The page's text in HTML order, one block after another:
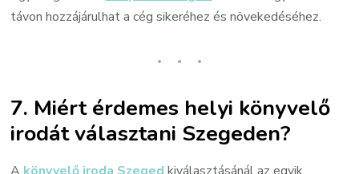
távon hozzájárulhat a cég sikeréhez és növekedéséhez.
7. Miért érdemes helyi könyvelő
irodát választani Szegeden?